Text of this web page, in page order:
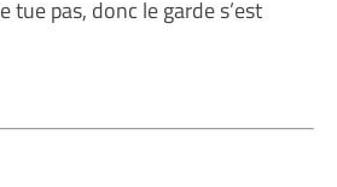
tue pas, donc le garde s’est